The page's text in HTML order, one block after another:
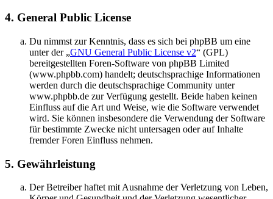
4. General Public License
Du nimmst zur Kenntnis, dass es sich bei phpBB um eine
unter der „GNU General Public License v2“ (GPL)
bereitgestellten Foren-Software von phpBB Limited
(www.phpbb.com) handelt; deutschsprachige Informationen
werden durch die deutschsprachige Community unter
www.phpbb.de zur Verfügung gestellt. Beide haben keinen
Einfluss auf die Art und Weise, wie die Software verwendet
wird. Sie können insbesondere die Verwendung der Software
für bestimmte Zwecke nicht untersagen oder auf Inhalte
fremder Foren Einfluss nehmen.
5. Gewährleistung
Der Betreiber haftet mit Ausnahme der Verletzung von Leben,